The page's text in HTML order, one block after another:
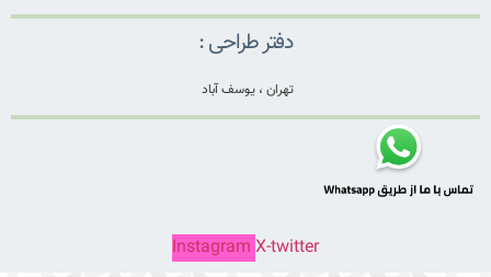
دفتر طراحی :
تهران ، یوسف آباد
Instagram X-twitter